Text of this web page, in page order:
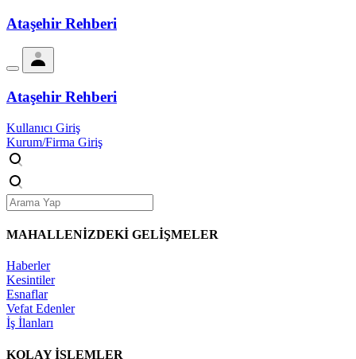
Ataşehir Rehberi
Ataşehir Rehberi
Kullanıcı Giriş
Kurum/Firma Giriş
MAHALLENİZDEKİ GELİŞMELER
Haberler
Kesintiler
Esnaflar
Vefat Edenler
İş İlanları
KOLAY İŞLEMLER